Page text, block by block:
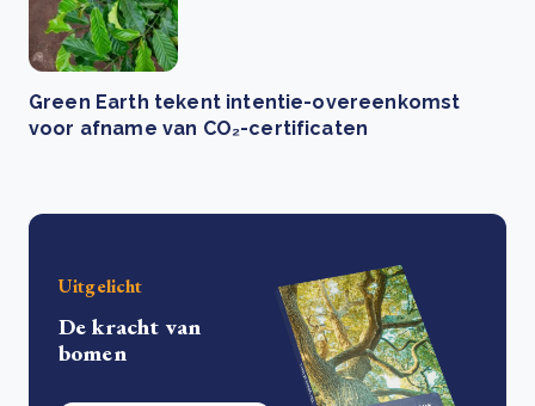
Green Earth tekent intentie-overeenkomst
voor afname van CO₂-certificaten
Uitgelicht
De kracht van
bomen